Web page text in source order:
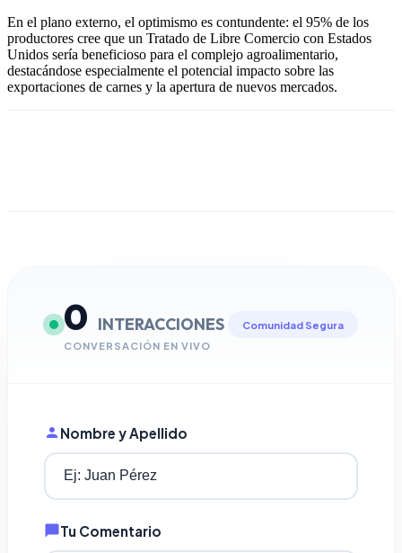
En el plano externo, el optimismo es contundente: el 95% de los
productores cree que un Tratado de Libre Comercio con Estados
Unidos sería beneficioso para el complejo agroalimentario,
destacándose especialmente el potencial impacto sobre las
exportaciones de carnes y la apertura de nuevos mercados.
0 INTERACCIONES
CONVERSACIÓN EN VIVO
Comunidad Segura
Nombre y Apellido
Tu Comentario